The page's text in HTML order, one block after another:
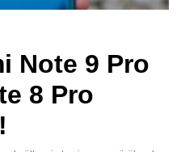
Note 9 Pro
8 Pro